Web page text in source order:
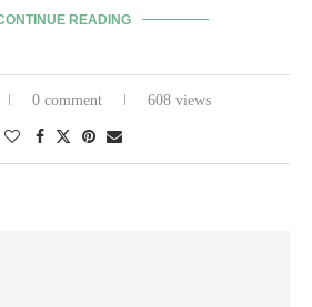
READING
0 comment 608 views